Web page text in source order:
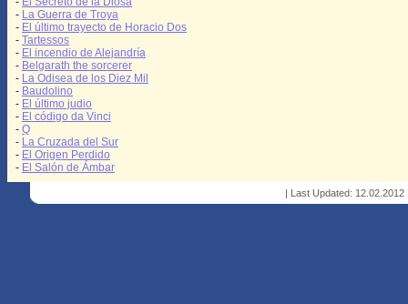
- La Guerra de Troya
- El último trayecto de Horacio Dos
- Tartessos
- El incendio de Alejandría
- Belgarath the sorcerer
- La Odisea de los Diez Mil
- Baudolino
- El último judio
- El código da Vinci
- Q
- La Cruzada del Sur
- El Origen Perdido
- El Salón de Ámbar
| Last Updated: